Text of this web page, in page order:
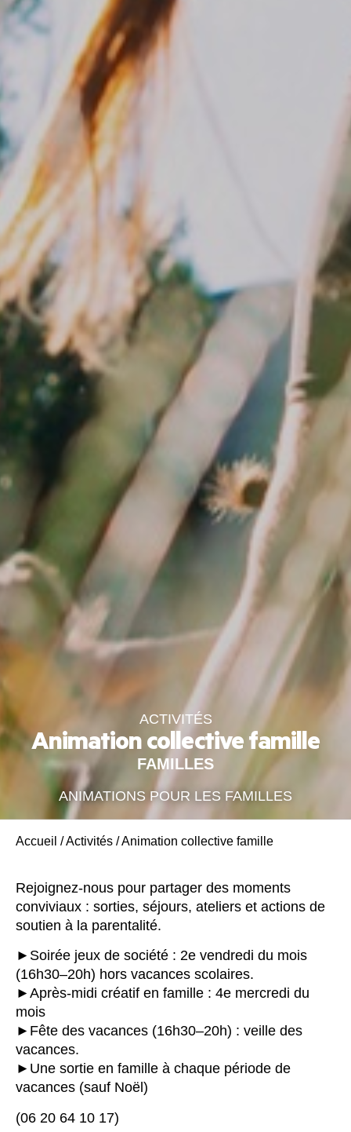
ACTIVITÉS
Animation collective famille
FAMILLES
ANIMATIONS POUR LES FAMILLES
Accueil /Activités /Animation collective famille
Rejoignez-nous pour partager des moments
conviviaux : sorties, séjours, ateliers et actions de
soutien à la parentalité.
►Soirée jeux de société : 2e vendredi du mois
(16h30–20h) hors vacances scolaires.
►Après-midi créatif en famille : 4e mercredi du
mois
►Fête des vacances (16h30–20h) : veille des
vacances.
►Une sortie en famille à chaque période de
vacances (sauf Noël)
(06 20 64 10 17)